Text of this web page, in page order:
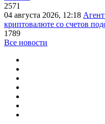
2571
04 августа 2026, 12:18
криптовалюте со счетов
1789
Все новости